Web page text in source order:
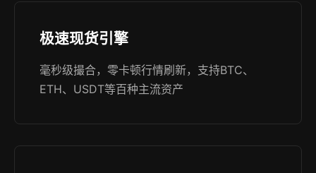
极速现货引擎
毫秒级撮合，零卡顿行情刷新，支持BTC、
ETH、USDT等百种主流资产